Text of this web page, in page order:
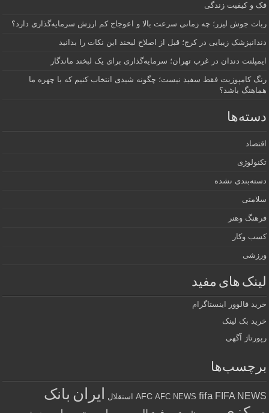
فک و کیفیت زندگی
ربات جوش لیزر؛ چه زمانی سرعت بالا و اعوجاج کم ارزش سرمایه‌گذاری دارد؟
دندانپزشک زیبایی در کرج؛ قبل از اصلاح لبخند این نکات را بدانید
ایمپلنت دندان در غرب تهران؛ سرمایه‌گذاری برای یک لبخند ماندگار
رنگ کامپوزیت فقط سفید نیست؛ چگونه شیدی انتخاب کنیم که با چهره ما
هماهنگ باشد؟
دسته‌ها
اقتصاد
تکنولوژی
دسته‌بندی نشده
سلامتی
فرهنگ وهنر
کسب وکار
ورزشی
لینک های مفید
خرید فالوور اینستاگرام
خرید بک لینک
رپورتاژ آگهی
برچسب‌ها
AFC AFC NEWS fifa FIFA NEWS استقلال ایران بانک